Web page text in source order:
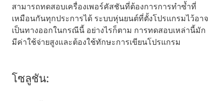
สามารถทดสอบเครื่องเพอร์คัสชันที่ต้องการการทำซ้ำที่
เหมือนกันทุกประการได้ ระบบหุ่นยนต์ที่ตั้งโปรแกรมไว้อาจ
เป็นทางออกในกรณีนี้ อย่างไรก็ตาม การทดสอบเหล่านี้มัก
มีค่าใช้จ่ายสูงและต้องใช้ทักษะการเขียนโปรแกรม
โซลูชัน: